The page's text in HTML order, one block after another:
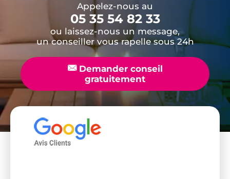
Appelez-nous au
05 35 54 82 33
ou laissez-nous un message,
un conseiller vous rapelle sous 24h
📧Demander conseil
gratuitement